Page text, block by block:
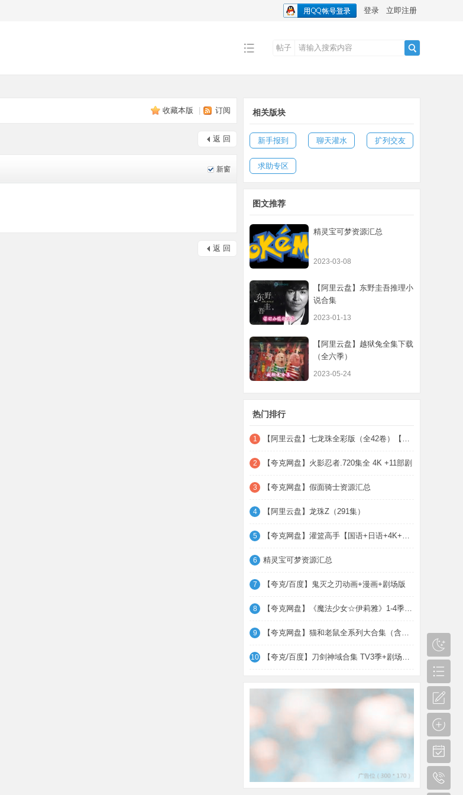
登录 立即注册
帖子
收藏本版 订阅
返 回
新窗
返 回
相关版块
新手报到 聊天灌水 扩列交友
求助专区
图文推荐
精灵宝可梦资源汇总
2023-03-08
【阿里云盘】东野圭吾推理小
说合集
2023-01-13
【阿里云盘】越狱兔全集下载
（全六季）
2023-05-24
热门排行
1 【阿里云盘】七龙珠全彩版（全42卷）【PDF+
2 【夸克网盘】火影忍者.720集全 4K +11部剧
3 【夸克网盘】假面骑士资源汇总
4 【阿里云盘】龙珠Z（291集）
5 【夸克网盘】灌篮高手【国语+日语+4K+电影
6 精灵宝可梦资源汇总
7 【夸克/百度】鬼灭之刃动画+漫画+剧场版
8 【夸克网盘】《魔法少女☆伊莉雅》1-4季 TV
9 【夸克网盘】猫和老鼠全系列大合集（含各类
10 【夸克/百度】刀剑神域合集 TV3季+剧场版+